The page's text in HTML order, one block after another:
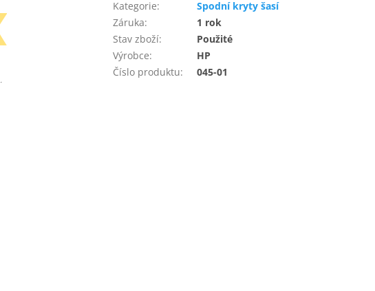
Kategorie:
Spodní kryty šasí
Záruka:
1 rok
Stav zboží:
Použité
Výrobce:
HP
Číslo produktu: 045-01